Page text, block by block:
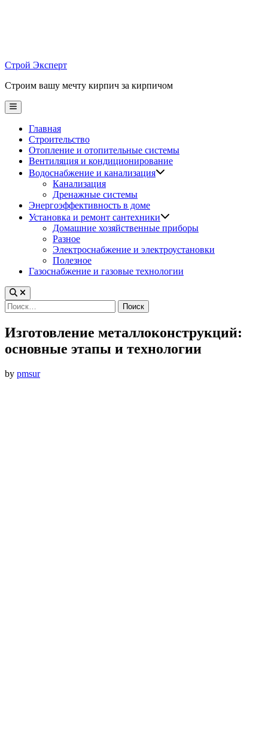
Строй Эксперт
Строим вашу мечту кирпич за кирпичом
Main
Menu
Главная
Строительство
Отопление и отопительные системы
Вентиляция и кондиционирование
Водоснабжение и канализация
Канализация
Дренажные системы
Энергоэффективность в доме
Установка и ремонт сантехники
Домашние хозяйственные приборы
Разное
Электроснабжение и электроустановки
Полезное
Газоснабжение и газовые технологии
Найти:
Изготовление металлоконструкций:
основные этапы и технологии
by pmsur